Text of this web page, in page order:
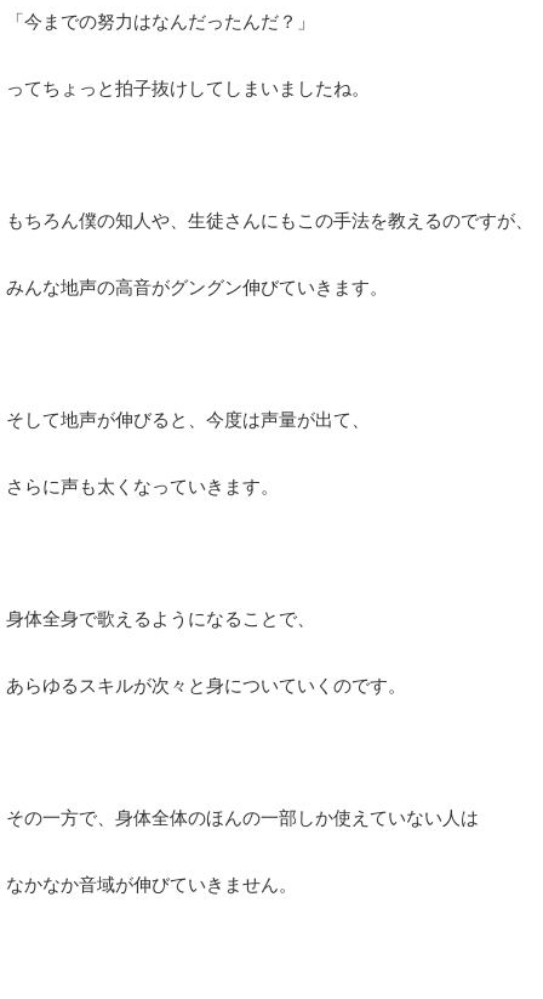
「今までの努力はなんだったんだ？」
ってちょっと拍子抜けしてしまいましたね。
もちろん僕の知人や、生徒さんにもこの手法を教えるのですが、
みんな地声の高音がグングン伸びていきます。
そして地声が伸びると、今度は声量が出て、
さらに声も太くなっていきます。
身体全身で歌えるようになることで、
あらゆるスキルが次々と身についていくのです。
その一方で、身体全体のほんの一部しか使えていない人は
なかなか音域が伸びていきません。